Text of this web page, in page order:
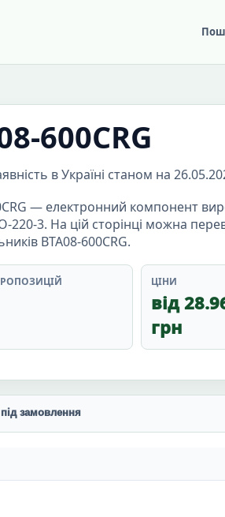
600CRG
в Україні станом на
— електронний компонент
220-3. На цій сторінці можна
BTA08-600CRG.
ЦІНИ
від
грн
під замовлення